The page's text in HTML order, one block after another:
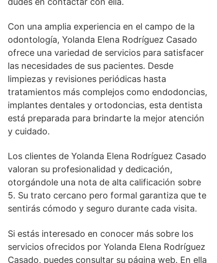
Con una amplia experiencia en el campo de la
odontología, Yolanda Elena Rodríguez Casado
ofrece una variedad de servicios para satisfacer
las necesidades de sus pacientes. Desde
limpiezas y revisiones periódicas hasta
tratamientos más complejos como endodoncias,
implantes dentales y ortodoncias, esta dentista
está preparada para brindarte la mejor atención
y cuidado.
Los clientes de Yolanda Elena Rodríguez Casado
valoran su profesionalidad y dedicación,
otorgándole una nota de alta calificación sobre
5. Su trato cercano pero formal garantiza que te
sentirás cómodo y seguro durante cada visita.
Si estás interesado en conocer más sobre los
servicios ofrecidos por Yolanda Elena Rodríguez
Casado, puedes consultar su página web. En ella